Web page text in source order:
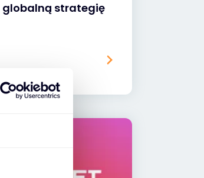
globalną strategię